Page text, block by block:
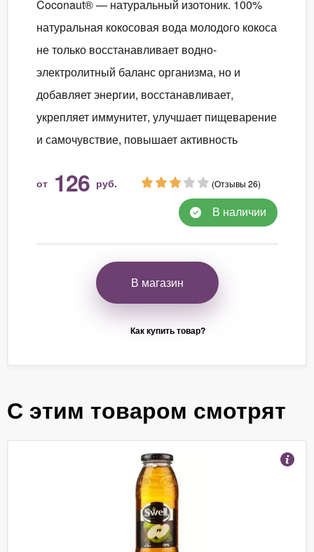
Coconaut® — натуральный изотоник. 100%
натуральная кокосовая вода молодого кокоса
не только восстанавливает водно-
электролитный баланс организма, но и
добавляет энергии, восстанавливает,
укрепляет иммунитет, улучшает пищеварение
и самочувствие, повышает активность
от 126 руб. (Отзывы 26)
В наличии
В магазин
Как купить товар?
С этим товаром смотрят